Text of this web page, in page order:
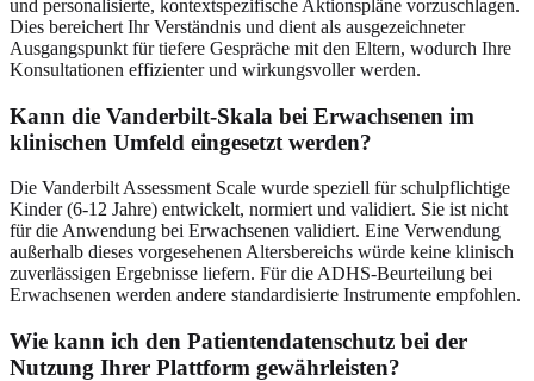
und personalisierte, kontextspezifische Aktionspläne vorzuschlagen.
Dies bereichert Ihr Verständnis und dient als ausgezeichneter
Ausgangspunkt für tiefere Gespräche mit den Eltern, wodurch Ihre
Konsultationen effizienter und wirkungsvoller werden.
Kann die Vanderbilt-Skala bei Erwachsenen im
klinischen Umfeld eingesetzt werden?
Die Vanderbilt Assessment Scale wurde speziell für schulpflichtige
Kinder (6-12 Jahre) entwickelt, normiert und validiert. Sie ist nicht
für die Anwendung bei Erwachsenen validiert. Eine Verwendung
außerhalb dieses vorgesehenen Altersbereichs würde keine klinisch
zuverlässigen Ergebnisse liefern. Für die ADHS-Beurteilung bei
Erwachsenen werden andere standardisierte Instrumente empfohlen.
Wie kann ich den Patientendatenschutz bei der
Nutzung Ihrer Plattform gewährleisten?